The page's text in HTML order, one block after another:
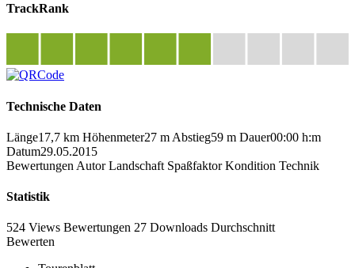
TrackRank
Technische Daten
Länge17,7 km Höhenmeter27 m Abstieg59 m Dauer00:00 h:m
Datum29.05.2015
Bewertungen Autor Landschaft Spaßfaktor Kondition Technik
Statistik
524 Views Bewertungen 27 Downloads Durchschnitt
Bewerten